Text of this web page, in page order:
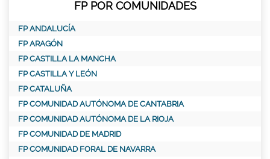
FP POR COMUNIDADES
FP ANDALUCÍA
FP ARAGÓN
FP CASTILLA LA MANCHA
FP CASTILLA Y LEÓN
FP CATALUÑA
FP COMUNIDAD AUTÓNOMA DE CANTABRIA
FP COMUNIDAD AUTÓNOMA DE LA RIOJA
FP COMUNIDAD DE MADRID
FP COMUNIDAD FORAL DE NAVARRA